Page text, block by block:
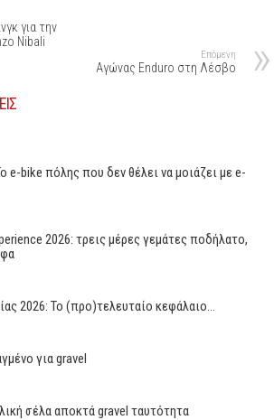
για την
Nibali
Επόμενη
Αγώνας Enduro στη Λέσβο
e-bike πόλης που δεν θέλει να μοιάζει με e-
2026: τρεις μέρες γεμάτες ποδήλατο,
2026: Το (προ)τελευταίο κεφάλαιο…
για gravel
σέλα αποκτά gravel ταυτότητα